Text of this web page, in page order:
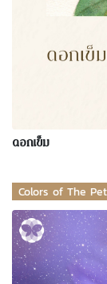
ดอกเข็ม
Colors of The